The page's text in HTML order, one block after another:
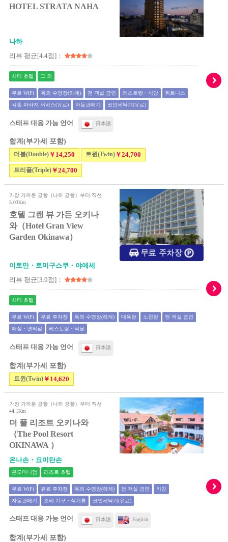
HOTEL STRATA NAHA
나하
리뷰 평균[4.4점]：
시티 호텔 그 외
무료 WiFi 옥외 수영장(하계) 전 객실 금연 레스토랑・식당 휘트니스
각종 마사지 서비스(유료) 자동판매기 코인세탁기(유료)
스태프 대응 가능 언어 日本語
합계(부가세 포함)
더블(Double)￥14,250 트윈(Twin)￥24,700
트리플(Triple)￥24,700
가장 가까운 공항（나하 공항）부터 직선
5.03Km
호텔 그랜 뷰 가든 오키나
와（Hotel Gran View
Garden Okinawa）
이토만・토미구스쿠・야에세
리뷰 평균[3.9점]：
시티 호텔
무료 WiFi 무료 주차장 옥외 수영장(하계) 대욕탕 노천탕 전 객실 금연
매점・편의점 레스토랑・식당
스태프 대응 가능 언어 日本語
합계(부가세 포함)
트윈(Twin)￥14,620
가장 가까운 공항（나하 공항）부터 직선
44.1Km
더 풀 리조트 오키나와
（The Pool Resort
OKINAWA ）
온나손・요미탄손
콘도미니엄 리조트 호텔
무료 WiFi 유료 주차장 옥외 수영장(하계) 전 객실 금연 키친
자동판매기 조리 기구・식기류 코인세탁기(유료)
스태프 대응 가능 언어 日本語 English
합계(부가세 포함)